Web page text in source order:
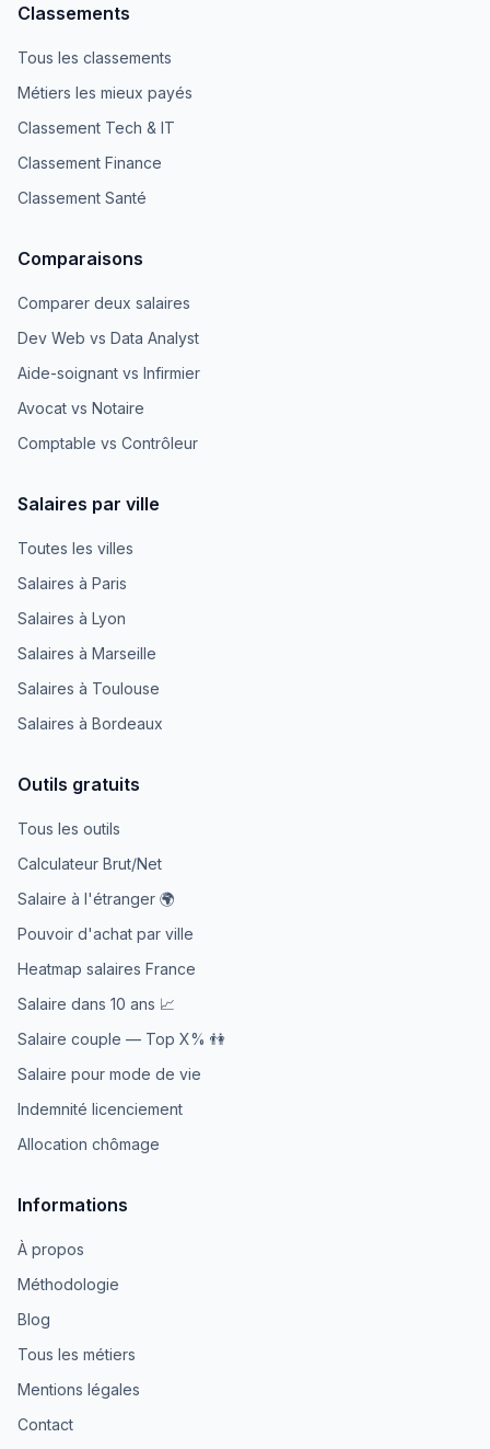
Classements
Tous les classements
Métiers les mieux payés
Classement Tech & IT
Classement Finance
Classement Santé
Comparaisons
Comparer deux salaires
Dev Web vs Data Analyst
Aide-soignant vs Infirmier
Avocat vs Notaire
Comptable vs Contrôleur
Salaires par ville
Toutes les villes
Salaires à Paris
Salaires à Lyon
Salaires à Marseille
Salaires à Toulouse
Salaires à Bordeaux
Outils gratuits
Tous les outils
Calculateur Brut/Net
Salaire à l'étranger 🌍
Pouvoir d'achat par ville
Heatmap salaires France
Salaire dans 10 ans 📈
Salaire couple — Top X% 👫
Salaire pour mode de vie
Indemnité licenciement
Allocation chômage
Informations
À propos
Méthodologie
Blog
Tous les métiers
Mentions légales
Contact